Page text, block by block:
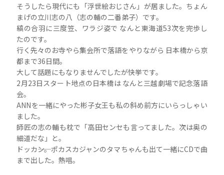
そうしたら現代にも「浮世絵おじさん」が居ました。ちょん
まげの立川志の八（志の輔の二番弟子）です。
縞の合羽に三度笠、ワラジ姿で なんと東海道53次を完歩し
たのです。
行く先々のお寺やら集会所で落語をやりながら 日本橋から京
都まで36日間。
大して話題にもなりませんでしたが快挙です。
2月23日スタート地点の日本橋は なんと三越劇場で記念落語
会。
ANNを一緒にやった彬子女王も私の斜め前方にいらっしゃい
ました。
師匠の志の輔も枕で「高田センセも言ってました。次は奥の
細道だな」と。
ドッカ――ン。ポカスカジャンのタマちゃんも出て一緒にCDで曲
まで出した。熱唱。